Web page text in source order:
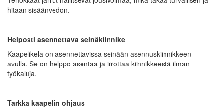
hitaan sisäänvedon.
Helposti asennettava seinäkiinnike
Kaapelikela on asennettavissa seinään asennuskiinnikkeen
avulla. Se on helppo asentaa ja irrottaa kiinnikkeestä ilman
työkaluja.
Tarkka kaapelin ohjaus